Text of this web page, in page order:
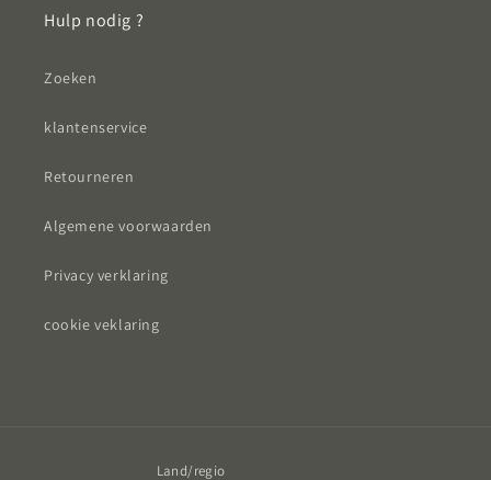
Hulp nodig ?
Zoeken
klantenservice
Retourneren
Algemene voorwaarden
Privacy verklaring
cookie veklaring
Land/regio